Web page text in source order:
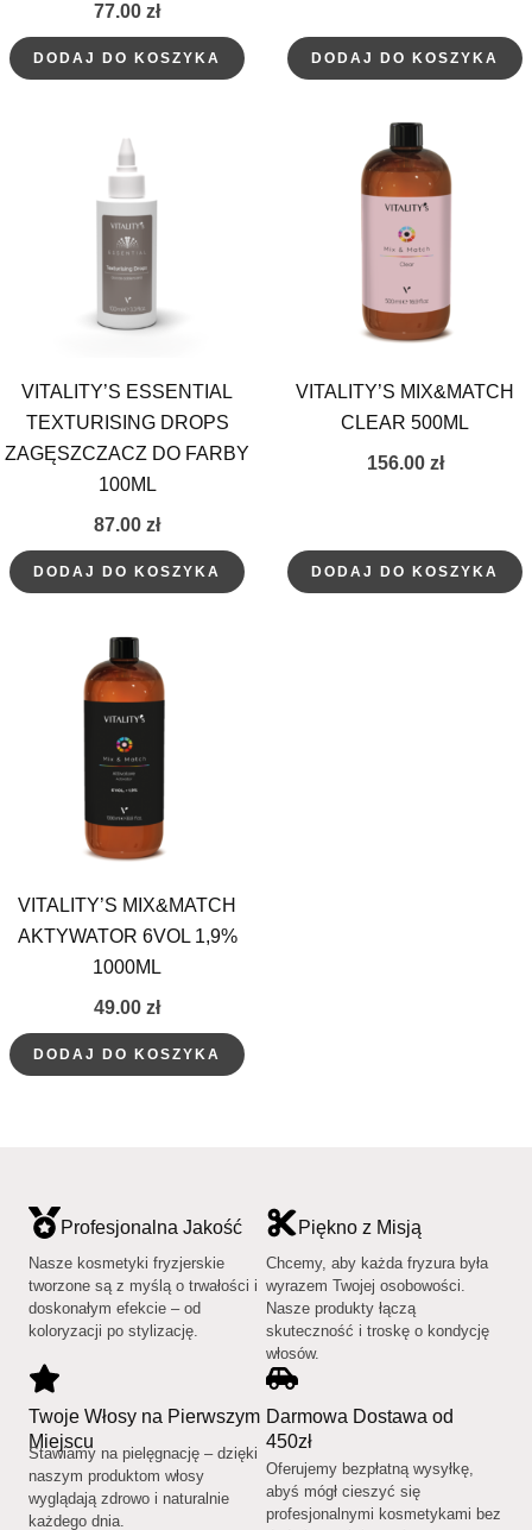
77.00 zł
DODAJ DO KOSZYKA DODAJ DO KOSZYKA
VITALITY’S ESSENTIAL
TEXTURISING DROPS
ZAGĘSZCZACZ DO FARBY
100ML
87.00 zł
DODAJ DO KOSZYKA
VITALITY’S MIX&MATCH
CLEAR 500ML
156.00 zł
DODAJ DO KOSZYKA
VITALITY’S MIX&MATCH
AKTYWATOR 6VOL 1,9%
1000ML
49.00 zł
DODAJ DO KOSZYKA
Profesjonalna Jakość
Nasze kosmetyki fryzjerskie
tworzone są z myślą o trwałości i
doskonałym efekcie – od
koloryzacji po stylizację.
Piękno z Misją
Chcemy, aby każda fryzura była
wyrazem Twojej osobowości.
Nasze produkty łączą
skuteczność i troskę o kondycję
włosów.
Twoje Włosy na Pierwszym
Miejscu
Stawiamy na pielęgnację – dzięki
naszym produktom włosy
wyglądają zdrowo i naturalnie
każdego dnia.
Darmowa Dostawa od
450zł
Oferujemy bezpłatną wysyłkę,
abyś mógł cieszyć się
profesjonalnymi kosmetykami bez